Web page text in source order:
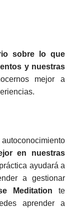
sobre lo que
y nuestras
mejor a
en nuestras
ayudará a
a gestionar
Meditation te
aprender a